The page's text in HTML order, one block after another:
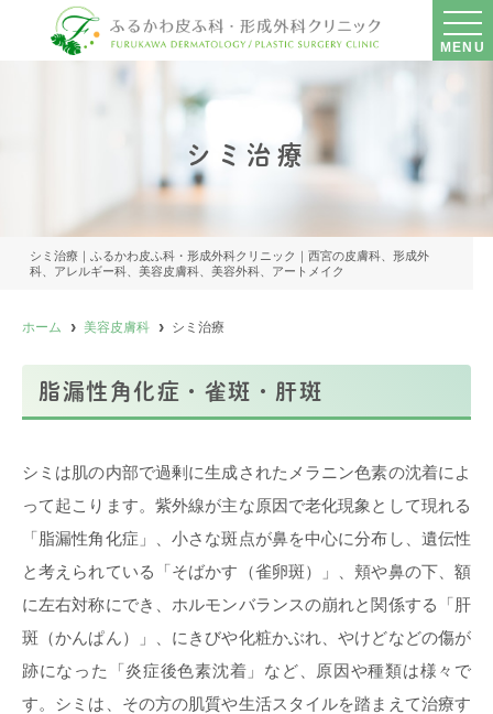
MENU
シミ治療
シミ治療｜ふるかわ皮ふ科・形成外科クリニック｜西宮の皮膚科、形成外
科、アレルギー科、美容皮膚科、美容外科、アートメイク
ホーム 美容皮膚科 シミ治療
脂漏性角化症・雀斑・肝斑
シミは肌の内部で過剰に生成されたメラニン色素の沈着によ
って起こります。紫外線が主な原因で老化現象として現れる
「脂漏性角化症」、小さな斑点が鼻を中心に分布し、遺伝性
と考えられている「そばかす（雀卵斑）」、頬や鼻の下、額
に左右対称にでき、ホルモンバランスの崩れと関係する「肝
斑（かんぱん）」、にきびや化粧かぶれ、やけどなどの傷が
跡になった「炎症後色素沈着」など、原因や種類は様々で
す。シミは、その方の肌質や生活スタイルを踏まえて治療す